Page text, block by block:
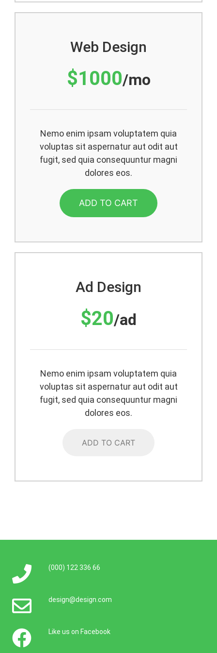
Web Design
$1000/mo
Nemo enim ipsam voluptatem quia
voluptas sit aspernatur aut odit aut
fugit, sed quia consequuntur magni
dolores eos.
ADD TO CART
Ad Design
$20/ad
Nemo enim ipsam voluptatem quia
voluptas sit aspernatur aut odit aut
fugit, sed quia consequuntur magni
dolores eos.
ADD TO CART
(000) 122 336 66
design@design.com
Like us on Facebook